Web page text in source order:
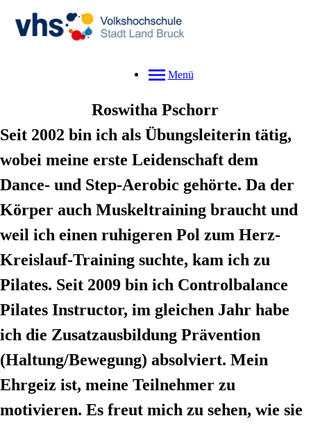
Menü
RoswithaPschorr
Seit 2002 bin ich als Übungsleiterin tätig,
wobei meine erste Leidenschaft dem
Dance- und Step-Aerobic gehörte. Da der
Körper auch Muskeltraining braucht und
weil ich einen ruhigeren Pol zum Herz-
Kreislauf-Training suchte, kam ich zu
Pilates. Seit 2009 bin ich Controlbalance
Pilates Instructor, im gleichen Jahr habe
ich die Zusatzausbildung Prävention
(Haltung/Bewegung) absolviert. Mein
Ehrgeiz ist, meine Teilnehmer zu
motivieren. Es freut mich zu sehen, wie sie